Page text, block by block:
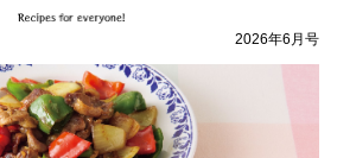
2026年6月号